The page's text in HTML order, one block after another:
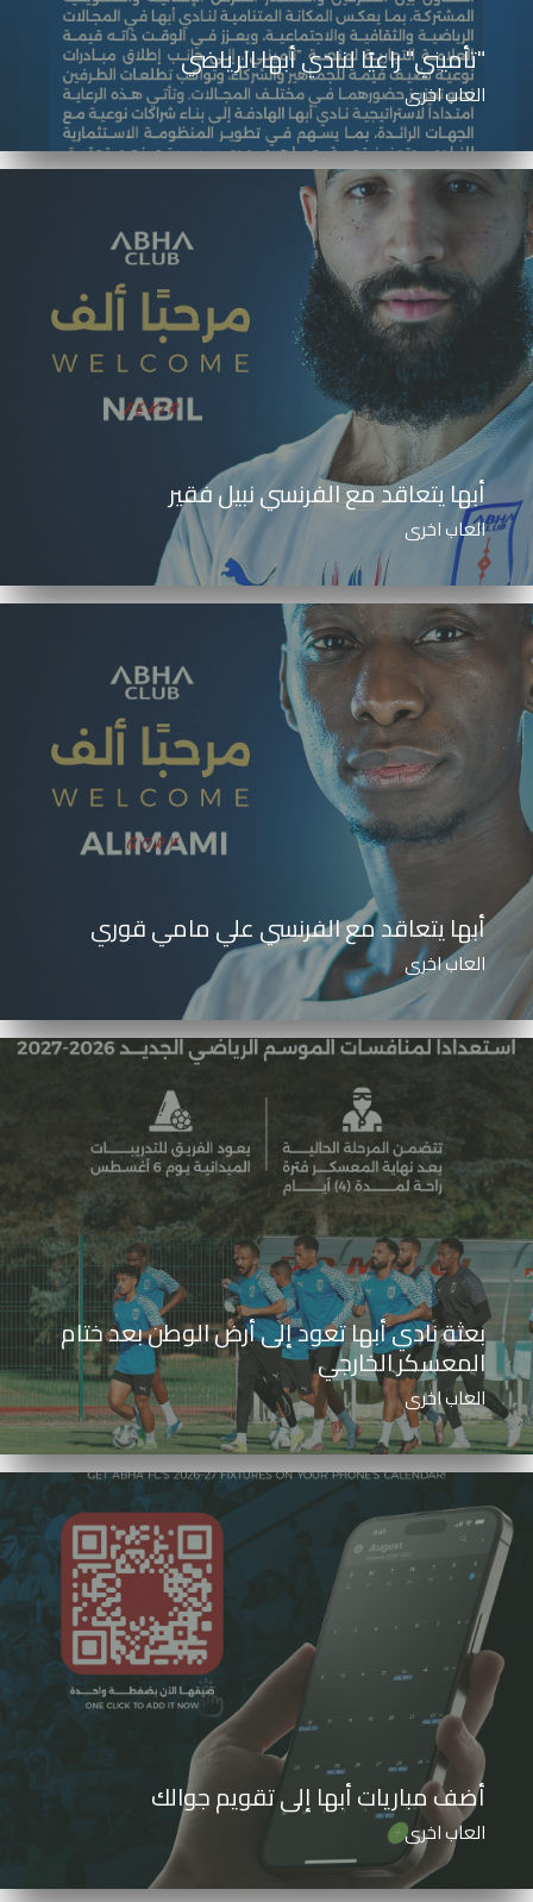
"تأميني" راعيًا لنادي أبها الرياضي
العاب اخرى
أبها يتعاقد مع الفرنسي نبيل فقير
العاب اخرى
أبها يتعاقد مع الفرنسي علي مامي قوري
العاب اخرى
بعثة نادي أبها تعود إلى أرض الوطن بعد ختام
المعسكر الخارجي
العاب اخرى
أضف مباريات أبها إلى تقويم جوالك
العاب اخرى